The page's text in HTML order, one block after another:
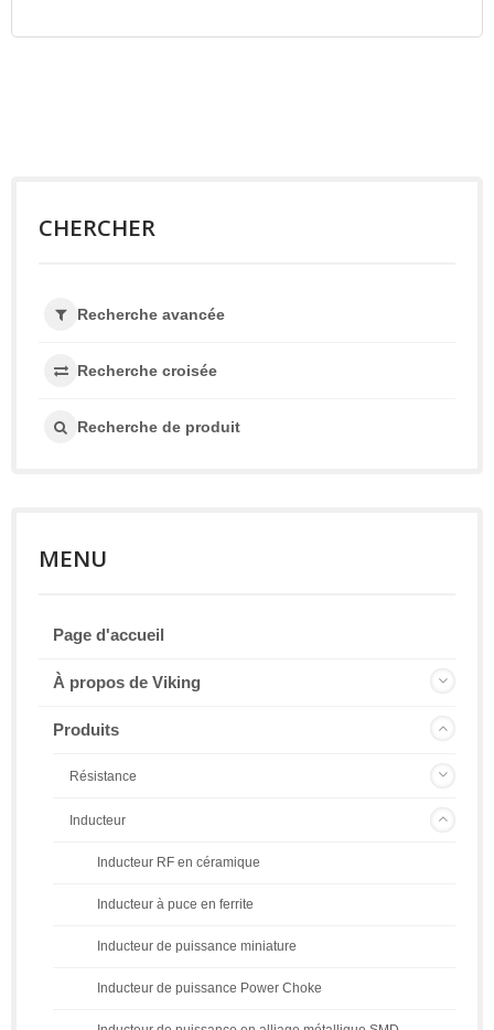
CHERCHER
Recherche avancée
Recherche croisée
Recherche de produit
MENU
Page d'accueil
À propos de Viking
Produits
Résistance
Inducteur
Inducteur RF en céramique
Inducteur à puce en ferrite
Inducteur de puissance miniature
Inducteur de puissance Power Choke